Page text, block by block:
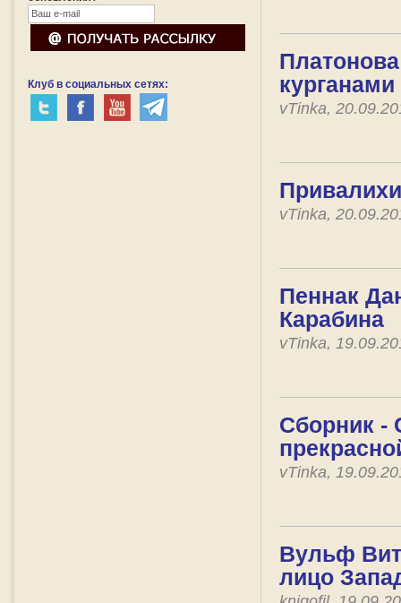
Клуб в социальных сетях:
курганами
vTinka,
vTinka,
Пеннак
Карабина
vTinka,
Сборник -
vTinka,
Вульф
лицо